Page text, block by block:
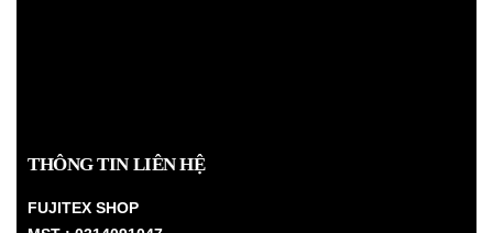
THÔNG TIN LIÊN HỆ
FUJITEX SHOP